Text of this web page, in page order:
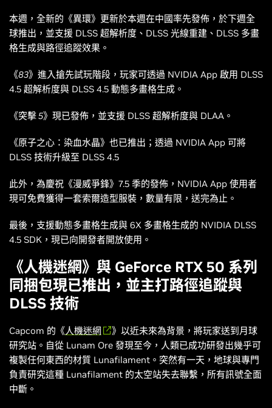
本週，全新的 《異環》 更新於本週在中國率先發佈，於下週全
球推出，並支援 DLSS 超解析度、DLSS 光線重建、DLSS 多畫
格生成與路徑追蹤效果。
《83》進入搶先試玩階段，玩家可透過 NVIDIA App 啟用 DLSS
4.5 超解析度與 DLSS 4.5 動態多畫格生成。
《突擊 5》 現已發佈，並支援 DLSS 超解析度與 DLAA。
《原子之心：染血水晶》 也已推出；透過 NVIDIA App 可將
DLSS 技術升級至 DLSS 4.5
此外，為慶祝《漫威爭鋒》7.5 季的發佈，NVIDIA App 使用者
現可免費獲得一套索爾造型服裝，數量有限，送完為止。
最後，支援動態多畫格生成與 6X 多畫格生成的 NVIDIA DLSS
4.5 SDK，現已向開發者開放使用。
《人機迷網》與 GeForce RTX 50 系列
同捆包現已推出，並主打路徑追蹤與
DLSS 技術
Capcom 的《人機迷網
》以近未來為背景，將玩家送到月球
研究站。自從 Lunam Ore 發現至今，人類已成功研發出幾乎可
複製任何東西的材質 Lunafilament。突然有一天，地球與專門
負責研究這種 Lunafilament 的太空站失去聯繫，所有訊號全面
中斷。